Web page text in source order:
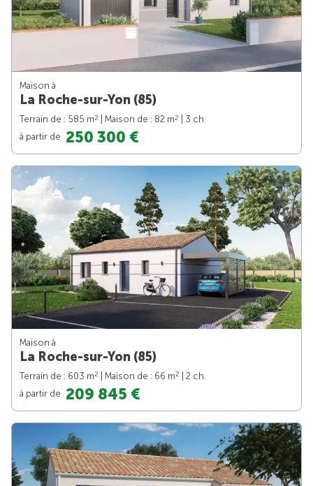
Maison à
La Roche-sur-Yon (85)
Terrain de : 585 m2 | Maison de : 82 m2
| 3 ch.
à partir de 250 300 €
Maison à
La Roche-sur-Yon (85)
Terrain de : 603 m2 | Maison de : 66 m2
| 2 ch.
à partir de 209 845 €